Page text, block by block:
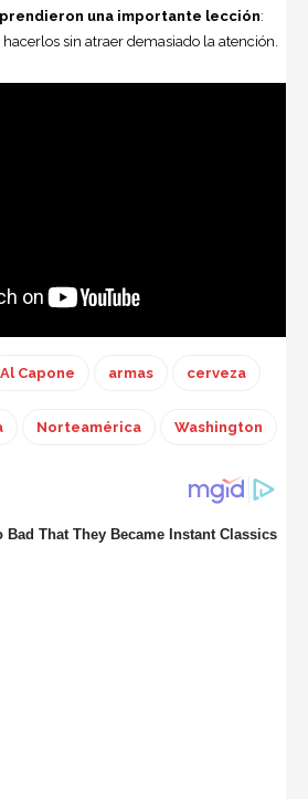
una importante lec­ción:
sin atraer demasiado la atención.
Al Capone armas cerveza
Norteamérica Washington